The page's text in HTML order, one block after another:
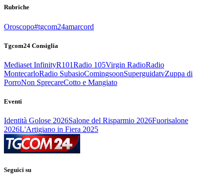
Rubriche
Oroscopo#tgcom24amarcord
Tgcom24 Consiglia
Mediaset InfinityR101Radio 105Virgin RadioRadio
MontecarloRadio SubasioComingsoonSuperguidatvZuppa di
PorroNon SprecareCotto e Mangiato
Eventi
Identità Golose 2026Salone del Risparmio 2026Fuorisalone
2026L'Artigiano in Fiera 2025
Seguici su